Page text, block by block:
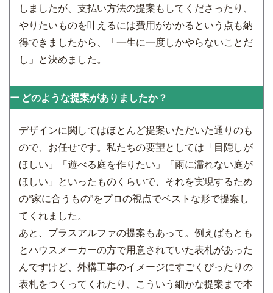
しましたが、支払い方法の提案もしてくださったり、
やりたいものを叶えるには費用がかかるという点も納
得できましたから、「一生に一度しかやらないことだ
し」と決めました。
どのような提案がありましたか？
デザインに関してはほとんど提案いただいた通りのも
ので、お任せです。私たちの要望としては「目隠しが
ほしい」「遊べる庭を作りたい」「雨に濡れない庭が
ほしい」といったものくらいで、それを実現するため
の“家に合うもの”をプロの視点でベストな形で提案し
てくれました。
あと、プラスアルファの提案もあって。例えばもとも
とハウスメーカーの方で用意されていた表札があった
んですけど、外構工事のイメージにすごくぴったりの
表札をつくってくれたり、こういう細かな提案まで本